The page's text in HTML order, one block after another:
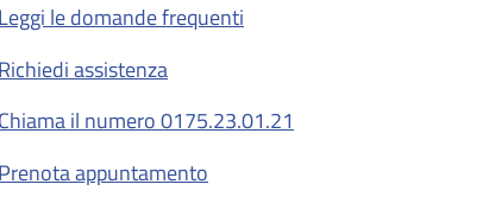
Leggi le domande frequenti
Richiedi assistenza
Chiama il numero 0175.23.01.21
Prenota appuntamento